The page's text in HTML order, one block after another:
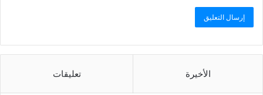
الأخيرة تعليقات